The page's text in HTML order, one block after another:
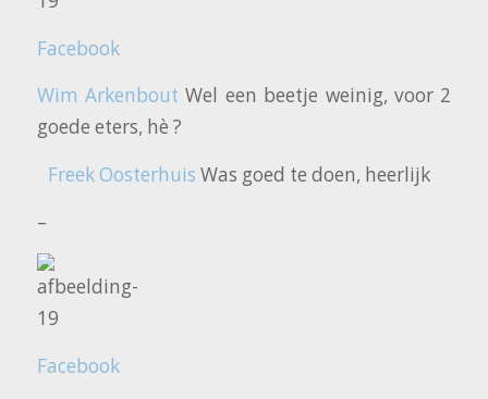
Facebook
Wim Arkenbout Wel een beetje weinig, voor 2
goede eters, hè ?
Freek Oosterhuis Was goed te doen, heerlijk
–
Facebook